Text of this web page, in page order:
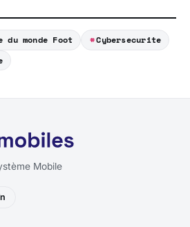
du monde Foot
Cybersecurite
Mobile